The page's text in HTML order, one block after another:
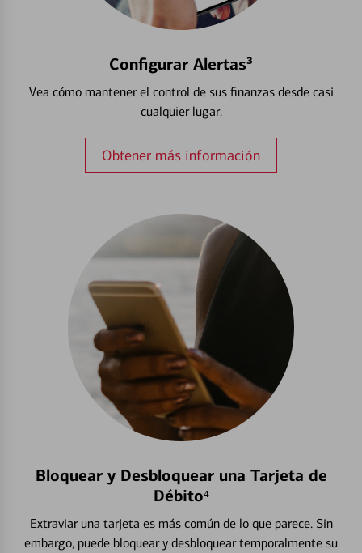
Configurar Alertas³
Vea cómo mantener el control de sus finanzas desde casi
cualquier lugar.
Obtener más información
Bloquear y Desbloquear una Tarjeta de
Débito⁴
Extraviar una tarjeta es más común de lo que parece. Sin
embargo, puede bloquear y desbloquear temporalmente su